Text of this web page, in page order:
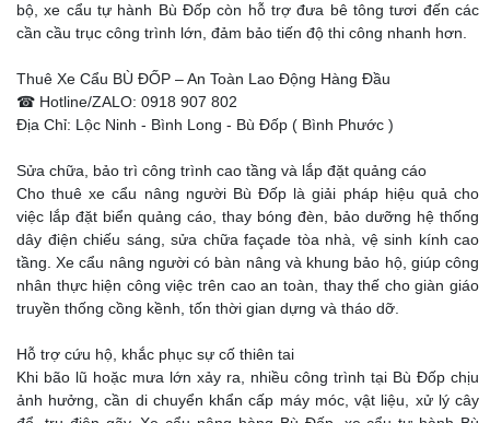
bộ, xe cẩu tự hành Bù Đốp còn hỗ trợ đưa bê tông tươi đến các
cần cầu trục công trình lớn, đảm bảo tiến độ thi công nhanh hơn.
Thuê Xe Cẩu BÙ ĐỐP – An Toàn Lao Động Hàng Đầu
☎ Hotline/ZALO: 0918 907 802
Địa Chỉ: Lộc Ninh - Bình Long - Bù Đốp ( Bình Phước )
Sửa chữa, bảo trì công trình cao tầng và lắp đặt quảng cáo
Cho thuê xe cẩu nâng người Bù Đốp là giải pháp hiệu quả cho
việc lắp đặt biển quảng cáo, thay bóng đèn, bảo dưỡng hệ thống
dây điện chiếu sáng, sửa chữa façade tòa nhà, vệ sinh kính cao
tầng. Xe cẩu nâng người có bàn nâng và khung bảo hộ, giúp công
nhân thực hiện công việc trên cao an toàn, thay thế cho giàn giáo
truyền thống cồng kềnh, tốn thời gian dựng và tháo dỡ.
Hỗ trợ cứu hộ, khắc phục sự cố thiên tai
Khi bão lũ hoặc mưa lớn xảy ra, nhiều công trình tại Bù Đốp chịu
ảnh hưởng, cần di chuyển khẩn cấp máy móc, vật liệu, xử lý cây